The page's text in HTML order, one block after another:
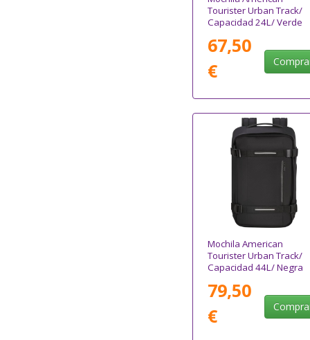
Tourister Urban Track/
Capacidad 24L/ Verde
67,50
€
Mochila American
Tourister Urban Track/
Capacidad 44L/ Negra
79,50
€